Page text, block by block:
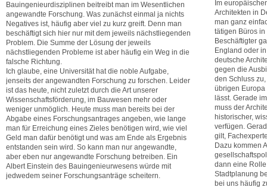
Bauingenieurdisziplinen beitreibt man im Wesentlichen
angewandte Forschung. Was zunächst einmal ja nichts
Negatives ist, häufig aber viel zu kurz greift. Denn man
beschäftigt sich hier nur mit dem jeweils nächstliegenden
Problem. Die Summe der Lösung der jeweils
nächstliegenden Probleme ist aber häufig ein Weg in die
falsche Richtung.
Ich glaube, eine Universität hat die noble Aufgabe,
jenseits der angewandten Forschung zu forschen. Leider
ist das heute, nicht zuletzt durch die Art unserer
Wissenschaftsförderung, im Bauwesen mehr oder
weniger unmöglich. Heute muss man bereits bei der
Abgabe eines Forschungsantrages angeben, wie lange
man für Erreichung eines Zieles benötigen wird, wie viel
Geld man dafür benötigt und was am Ende als Ergebnis
entstanden sein wird. So kann man nur angewandte,
aber eben nur angewandte Forschung betreiben. Ein
Albert Einstein des Bauingenieurwesens würde mit
jedwedem seiner Forschungsanträge scheitern.
Im
Architekten in
man ganz
tätigen Büros
Beschäftigter
England oder
deutsche
gegen die
den Schluss
übrigen Europa
lässt. Gerade
muss der
historischer,
verfügen.
gilt,
Dazu kommen
dann eine
Stadtplanung
bei uns häufig